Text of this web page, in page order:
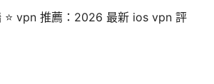
⭐ vpn 推薦：2026 最新 ios vpn 評